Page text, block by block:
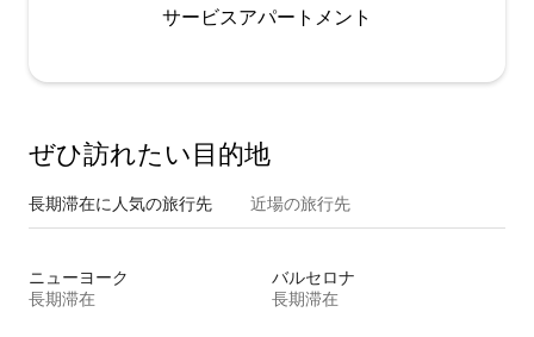
サービスアパートメント
ぜひ訪⁠れ⁠た⁠い目⁠的⁠地
長期滞在に人気の旅行先 近場の旅行先
ニューヨーク
長期滞在
バルセロナ
長期滞在